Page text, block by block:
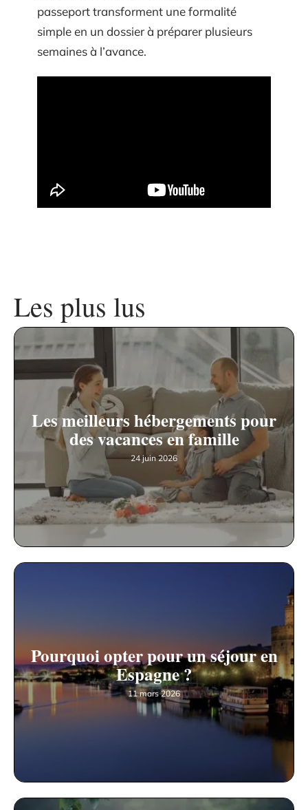
passeport transforment une formalité
simple en un dossier à préparer plusieurs
semaines à l’avance.
Les plus lus
Les meilleurs hébergements pour
des vacances en famille
24 juin 2026
Pourquoi opter pour un séjour en
Espagne ?
11 mars 2026